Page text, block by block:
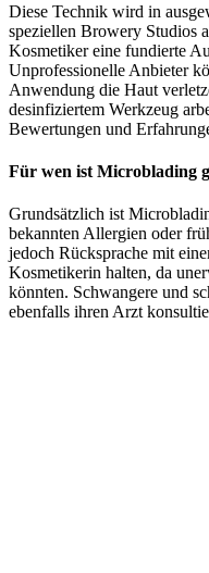
Diese Technik wird in
speziellen Browery Studios
Kosmetiker eine fundierte
Unprofessionelle Anbieter
Anwendung die Haut
desinfiziertem Werkzeug
Bewertungen und
Für wen ist Microblading
Grundsätzlich ist
bekannten Allergien oder
jedoch Rücksprache mit
Kosmetikerin halten, da
könnten. Schwangere und
ebenfalls ihren Arzt